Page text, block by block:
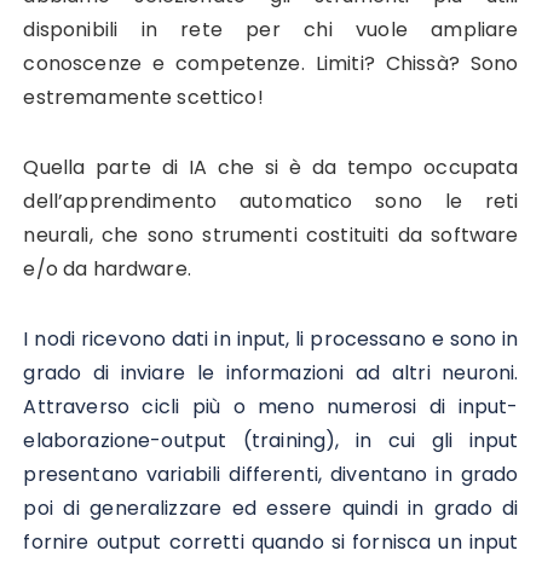
disponibili in rete per chi vuole ampliare
conoscenze e competenze. Limiti? Chissà? Sono
estremamente scettico!
Quella parte di IA che si è da tempo occupata
dell’apprendimento automatico sono le reti
neurali, che sono strumenti costituiti da software
e/o da hardware.
I nodi ricevono dati in input, li processano e sono in
grado di inviare le informazioni ad altri neuroni.
Attraverso cicli più o meno numerosi di input-
elaborazione-output (training), in cui gli input
presentano variabili differenti, diventano in grado
poi di generalizzare ed essere quindi in grado di
fornire output corretti quando si fornisca un input